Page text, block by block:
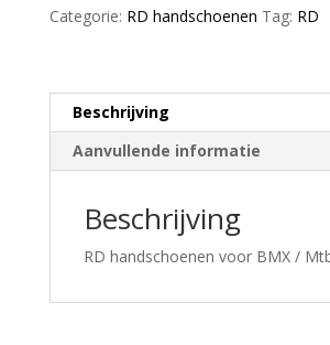
Categorie: RD handschoenen Tag: RD
Beschrijving
Aanvullende informatie
Beschrijving
RD handschoenen voor BMX /